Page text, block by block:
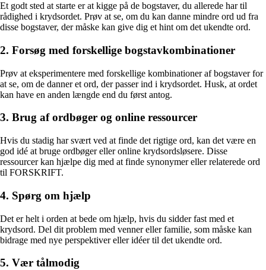
Et godt sted at starte er at kigge på de bogstaver, du allerede har til
rådighed i krydsordet. Prøv at se, om du kan danne mindre ord ud fra
disse bogstaver, der måske kan give dig et hint om det ukendte ord.
2. Forsøg med forskellige bogstavkombinationer
Prøv at eksperimentere med forskellige kombinationer af bogstaver for
at se, om de danner et ord, der passer ind i krydsordet. Husk, at ordet
kan have en anden længde end du først antog.
3. Brug af ordbøger og online ressourcer
Hvis du stadig har svært ved at finde det rigtige ord, kan det være en
god idé at bruge ordbøger eller online krydsordsløsere. Disse
ressourcer kan hjælpe dig med at finde synonymer eller relaterede ord
til FORSKRIFT.
4. Spørg om hjælp
Det er helt i orden at bede om hjælp, hvis du sidder fast med et
krydsord. Del dit problem med venner eller familie, som måske kan
bidrage med nye perspektiver eller idéer til det ukendte ord.
5. Vær tålmodig